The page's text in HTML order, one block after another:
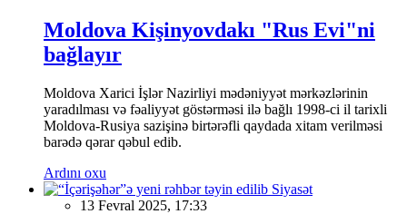
Moldova Kişinyovdakı "Rus Evi"ni
bağlayır
Moldova Xarici İşlər Nazirliyi mədəniyyət mərkəzlərinin
yaradılması və fəaliyyət göstərməsi ilə bağlı 1998-ci il tarixli
Moldova-Rusiya sazişinə birtərəfli qaydada xitam verilməsi
barədə qərar qəbul edib.
Ardını oxu
Siyasət
13 Fevral 2025, 17:33